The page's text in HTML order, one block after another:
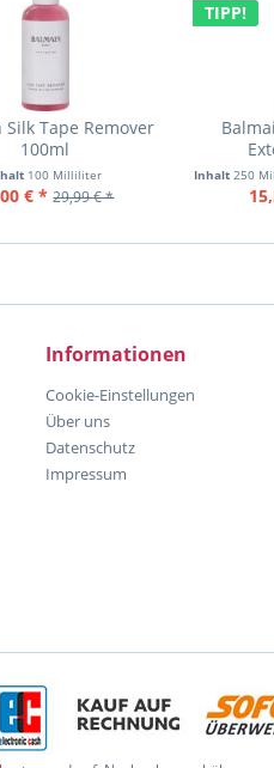
Silk Tape Remover
100ml
100 Milliliter
€ * 29,99 € *
TIPP!
Inhalt 250
Informationen
Cookie-Einstellungen
Über uns
Datenschutz
Impressum